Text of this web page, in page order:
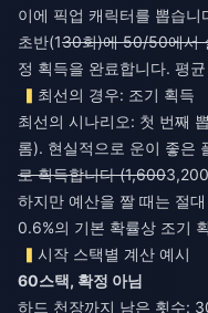
이에 픽업 캐릭터를 뽑습니
초반(130회)에 50/50에서
정 획득을 완료합니다. 평
최선의 경우: 조기 획득
최선의 시나리오: 첫 번째
롬). 현실적으로 운이 좋은
로 획득합니다 (1,600
하지만 예산을 짤 때는 절
0.6%의 기본 확률상 조기
시작 스택별 계산 예시
60스택, 확정 아님
하드 천장까지 남은 횟수: